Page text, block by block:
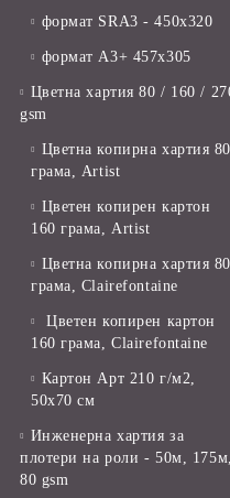
формат SRA3 - 450x320
формат А3+ 457x305
Цветна хартия 80 / 160 /
gsm
Цветна копирна хартия 80
грама, Artist
Цветен копирен картон
160 грама, Artist
Цветна копирна хартия 80
грама, Clairefontaine
Цветен копирен картон
160 грама, Clairefontaine
Картон Арт 210 г/м2,
50х70 см
Инженерна хартия за
плотери на роли - 50м, 175м,
80 gsm